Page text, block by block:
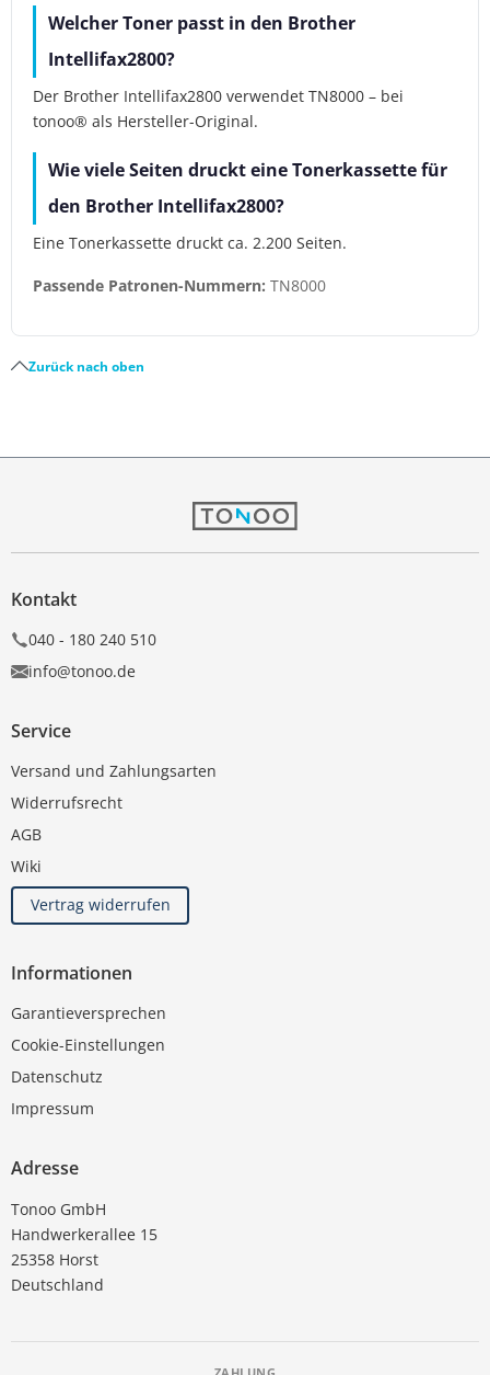
Welcher Toner passt in den Brother
Intellifax2800?
Der Brother Intellifax2800 verwendet TN8000 – bei
tonoo® als Hersteller-Original.
Wie viele Seiten druckt eine Tonerkassette für
den Brother Intellifax2800?
Eine Tonerkassette druckt ca. 2.200 Seiten.
Passende Patronen-Nummern: TN8000
Zurück nach oben
Kontakt
040 - 180 240 510
info@tonoo.de
Service
Versand und Zahlungsarten
Widerrufsrecht
AGB
Wiki
Vertrag widerrufen
Informationen
Garantieversprechen
Cookie-Einstellungen
Datenschutz
Impressum
Adresse
Tonoo GmbH
Handwerkerallee 15
25358 Horst
Deutschland